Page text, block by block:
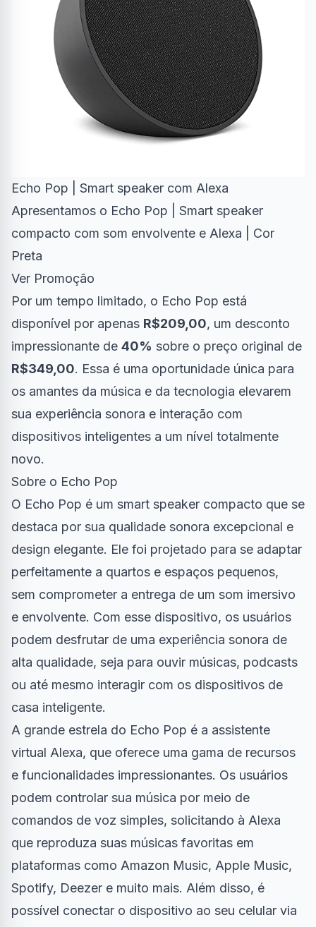
Echo Pop | Smart speaker com Alexa
Apresentamos o Echo Pop | Smart speaker
compacto com som envolvente e Alexa | Cor
Preta
Ver Promoção
Por um tempo limitado, o Echo Pop está
disponível por apenas R$209,00, um desconto
impressionante de 40% sobre o preço original de
R$349,00. Essa é uma oportunidade única para
os amantes da música e da tecnologia elevarem
sua experiência sonora e interação com
dispositivos inteligentes a um nível totalmente
novo.
Sobre o Echo Pop
O Echo Pop é um smart speaker compacto que se
destaca por sua qualidade sonora excepcional e
design elegante. Ele foi projetado para se adaptar
perfeitamente a quartos e espaços pequenos,
sem comprometer a entrega de um som imersivo
e envolvente. Com esse dispositivo, os usuários
podem desfrutar de uma experiência sonora de
alta qualidade, seja para ouvir músicas, podcasts
ou até mesmo interagir com os dispositivos de
casa inteligente.
A grande estrela do Echo Pop é a assistente
virtual Alexa, que oferece uma gama de recursos
e funcionalidades impressionantes. Os usuários
podem controlar sua música por meio de
comandos de voz simples, solicitando à Alexa
que reproduza suas músicas favoritas em
plataformas como Amazon Music, Apple Music,
Spotify, Deezer e muito mais. Além disso, é
possível conectar o dispositivo ao seu celular via